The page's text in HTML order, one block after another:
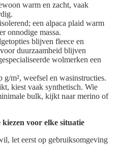
warm en zacht, vaak
een alpaca plaid warm
onnodige massa.
blijven fleece en
duurzaamheid blijven
wolmerken een
m², weefsel en wasinstructies.
kiest vaak synthetisch. Wie
bulk, kijkt naar merino of
voor elke situatie
let eerst op gebruiksomgeving